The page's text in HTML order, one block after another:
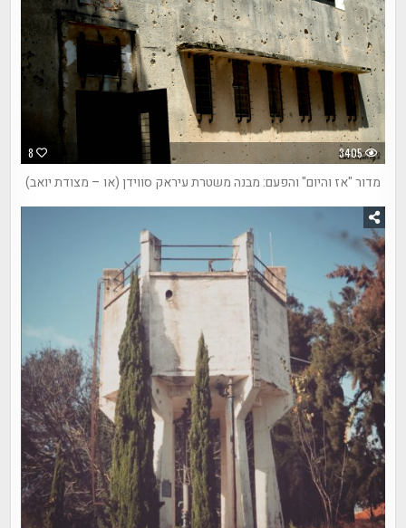
8 3405
מדור "אז והיום" והפעם: מבנה משטרת עיראק סווידן (או – מצודת יואב)